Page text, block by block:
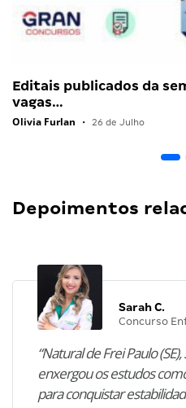
Editais publicados da
vagas…
Olivia Furlan • 26 de Julho
Depoimentos
Sarah C.
Concurso
“Natural de Frei Paulo
enxergou os estudos
para conquistar